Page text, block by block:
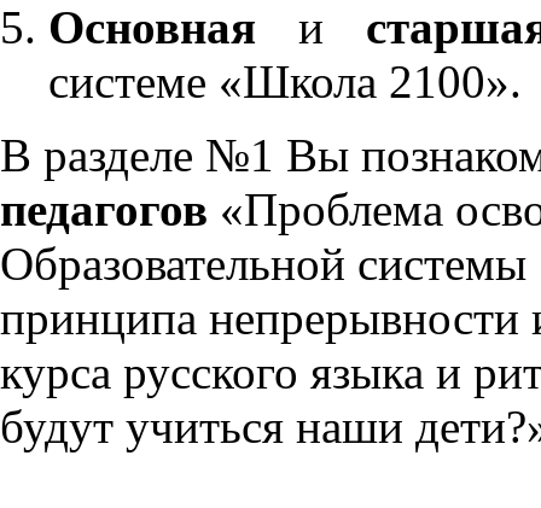
Основнаяи
системе «Школа 2100».
В разделе №1 Вы
педагогов «Проблема
Образовательной
принципа непрерывности
курса русского языка и
будут учиться наши